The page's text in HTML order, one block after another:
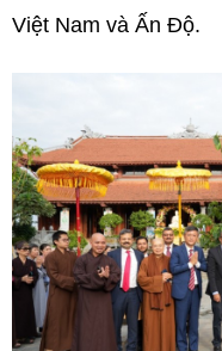
Việt Nam và Ấn Độ.